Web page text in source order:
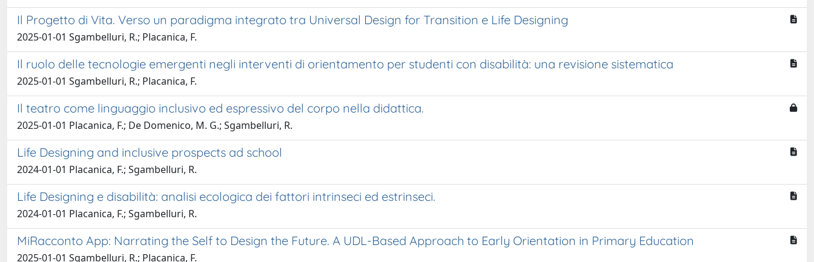
Il Progetto di Vita. Verso un paradigma integrato tra Universal Design for Transition e Life Designing
2025-01-01 Sgambelluri, R.; Placanica, F.
Il ruolo delle tecnologie emergenti negli interventi di orientamento per studenti con disabilità: una revisione sistematica
2025-01-01 Sgambelluri, R.; Placanica, F.
Il teatro come linguaggio inclusivo ed espressivo del corpo nella didattica.
2025-01-01 Placanica, F.; De Domenico, M. G.; Sgambelluri, R.
Life Designing and inclusive prospects ad school
2024-01-01 Placanica, F.; Sgambelluri, R.
Life Designing e disabilità: analisi ecologica dei fattori intrinseci ed estrinseci.
2024-01-01 Placanica, F.; Sgambelluri, R.
MiRacconto App: Narrating the Self to Design the Future. A UDL-Based Approach to Early Orientation in Primary Education
2025-01-01 Sgambelluri, R.; Placanica, F.